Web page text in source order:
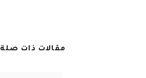
مقالات ذات صلة